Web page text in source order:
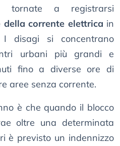
tornate a registrarsi
corrente elettrica in
I disagi si concentrano
urbani più grandi e
fino a diverse ore di
aree senza corrente.
è che quando il blocco
oltre una determinata
è previsto un indennizzo